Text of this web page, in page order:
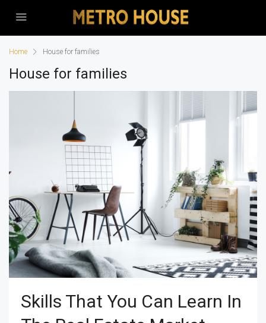
Home House for families
House for families
Skills That You Can Learn In